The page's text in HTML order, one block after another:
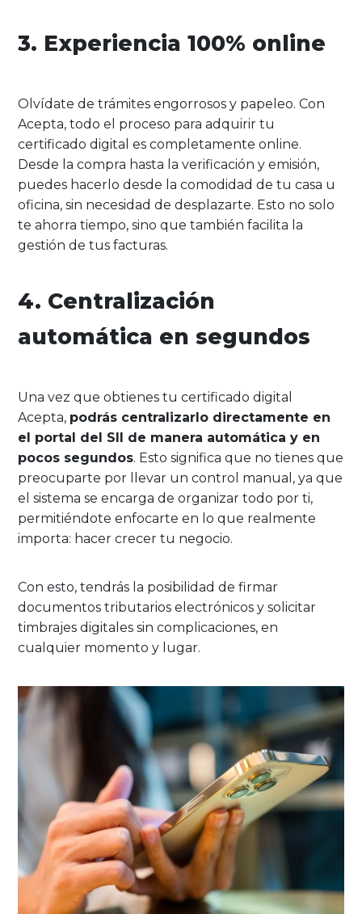
3. Experiencia 100% online
Olvídate de trámites engorrosos y papeleo. Con
Acepta, todo el proceso para adquirir tu
certificado digital es completamente online.
Desde la compra hasta la verificación y emisión,
puedes hacerlo desde la comodidad de tu casa u
oficina, sin necesidad de desplazarte. Esto no solo
te ahorra tiempo, sino que también facilita la
gestión de tus facturas.
4. Centralización
automática en segundos
Una vez que obtienes tu certificado digital
Acepta, podrás centralizarlo directamente en
el portal del SII de manera automática y en
pocos segundos. Esto significa que no tienes que
preocuparte por llevar un control manual, ya que
el sistema se encarga de organizar todo por ti,
permitiéndote enfocarte en lo que realmente
importa: hacer crecer tu negocio.
Con esto, tendrás la posibilidad de firmar
documentos tributarios electrónicos y solicitar
timbrajes digitales sin complicaciones, en
cualquier momento y lugar.